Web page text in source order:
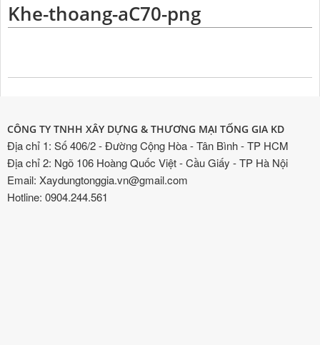
Khe-thoang-aC70-png
CÔNG TY TNHH XÂY DỰNG & THƯƠNG MẠI TỐNG GIA KD
Địa chỉ 1: Số 406/2 - Đường Cộng Hòa - Tân Bình - TP HCM
Địa chỉ 2: Ngõ 106 Hoàng Quốc Việt - Cầu Giấy - TP Hà Nội
Email: Xaydungtonggia.vn@gmail.com
Hotline: 0904.244.561